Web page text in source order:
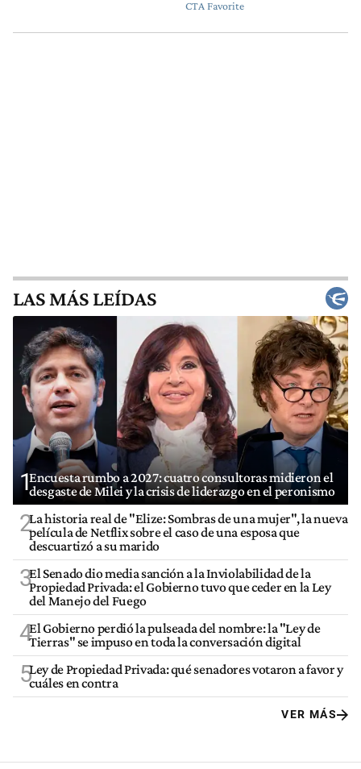
LAS MÁS LEÍDAS
1Encuesta rumbo a 2027: cuatro consultoras midieron el
desgaste de Milei y la crisis de liderazgo en el peronismo
2La historia real de "Elize: Sombras de una mujer", la nueva
película de Netflix sobre el caso de una esposa que
descuartizó a su marido
3El Senado dio media sanción a la Inviolabilidad de la
Propiedad Privada: el Gobierno tuvo que ceder en la Ley
del Manejo del Fuego
4El Gobierno perdió la pulseada del nombre: la "Ley de
Tierras" se impuso en toda la conversación digital
5Ley de Propiedad Privada: qué senadores votaron a favor y
cuáles en contra
VER MÁS